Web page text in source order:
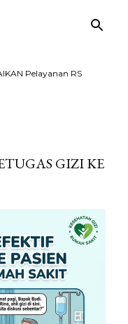
Pelayanan RS
GIZI KE